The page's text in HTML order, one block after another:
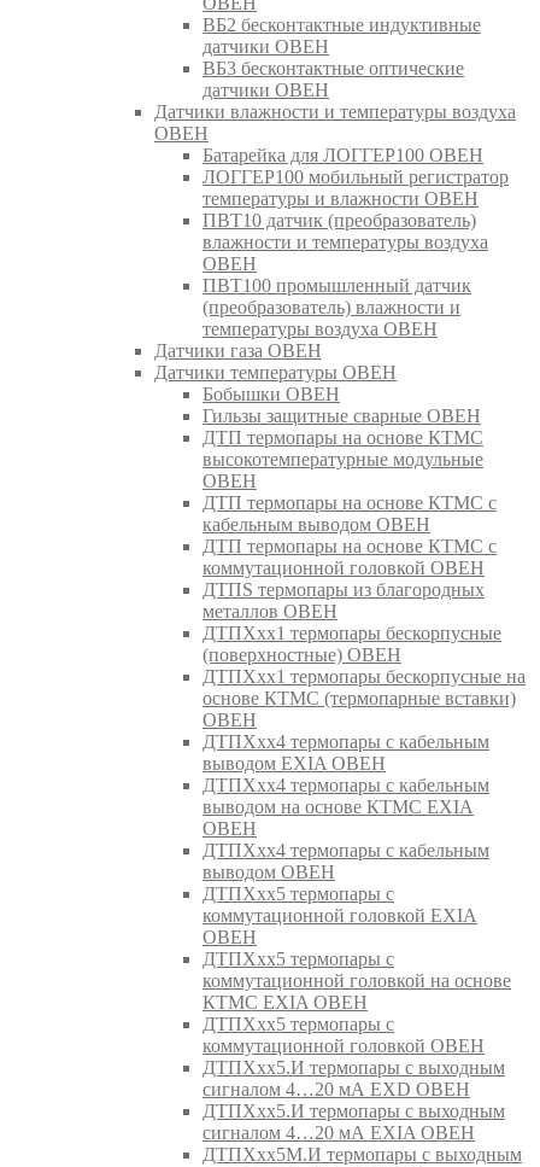
ВБ2 бесконтактные индуктивные
датчики ОВЕН
ВБ3 бесконтактные оптические
датчики ОВЕН
Датчики влажности и температуры воздуха
ОВЕН
Батарейка для ЛОГГЕР100 ОВЕН
ЛОГГЕР100 мобильный регистратор
температуры и влажности ОВЕН
ПВТ10 датчик (преобразователь)
влажности и температуры воздуха
ОВЕН
ПВТ100 промышленный датчик
(преобразователь) влажности и
температуры воздуха ОВЕН
Датчики газа ОВЕН
Датчики температуры ОВЕН
Бобышки ОВЕН
Гильзы защитные сварные ОВЕН
ДТП термопары на основе КТМС
высокотемпературные модульные
ОВЕН
ДТП термопары на основе КТМС с
кабельным выводом ОВЕН
ДТП термопары на основе КТМС с
коммутационной головкой ОВЕН
ДТПS термопары из благородных
металлов ОВЕН
ДТПХхх1 термопары бескорпусные
(поверхностные) ОВЕН
ДТПХхх1 термопары бескорпусные на
основе КТМС (термопарные вставки)
ОВЕН
ДТПХхх4 термопары с кабельным
выводом EXIA ОВЕН
ДТПХхх4 термопары с кабельным
выводом на основе КТМС EXIA
ОВЕН
ДТПХхх4 термопары с кабельным
выводом ОВЕН
ДТПХхх5 термопары с
коммутационной головкой EXIA
ОВЕН
ДТПХхх5 термопары с
коммутационной головкой на основе
КТМС EXIA ОВЕН
ДТПХхх5 термопары с
коммутационной головкой ОВЕН
ДТПХхх5.И термопары с выходным
сигналом 4…20 мА EXD ОВЕН
ДТПХхх5.И термопары с выходным
сигналом 4…20 мА EXIA ОВЕН
ДТПХхх5М.И термопары с выходным